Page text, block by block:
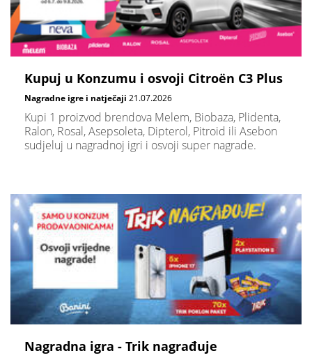
Kupuj u Konzumu i osvoji Citroën C3 Plus
Nagradne igre i natječaji 21.07.2026
Kupi 1 proizvod brendova Melem, Biobaza, Plidenta,
Ralon, Rosal, Asepsoleta, Dipterol, Pitroid ili Asebon
sudjeluj u nagradnoj igri i osvoji super nagrade.
Nagradna igra - Trik nagrađuje